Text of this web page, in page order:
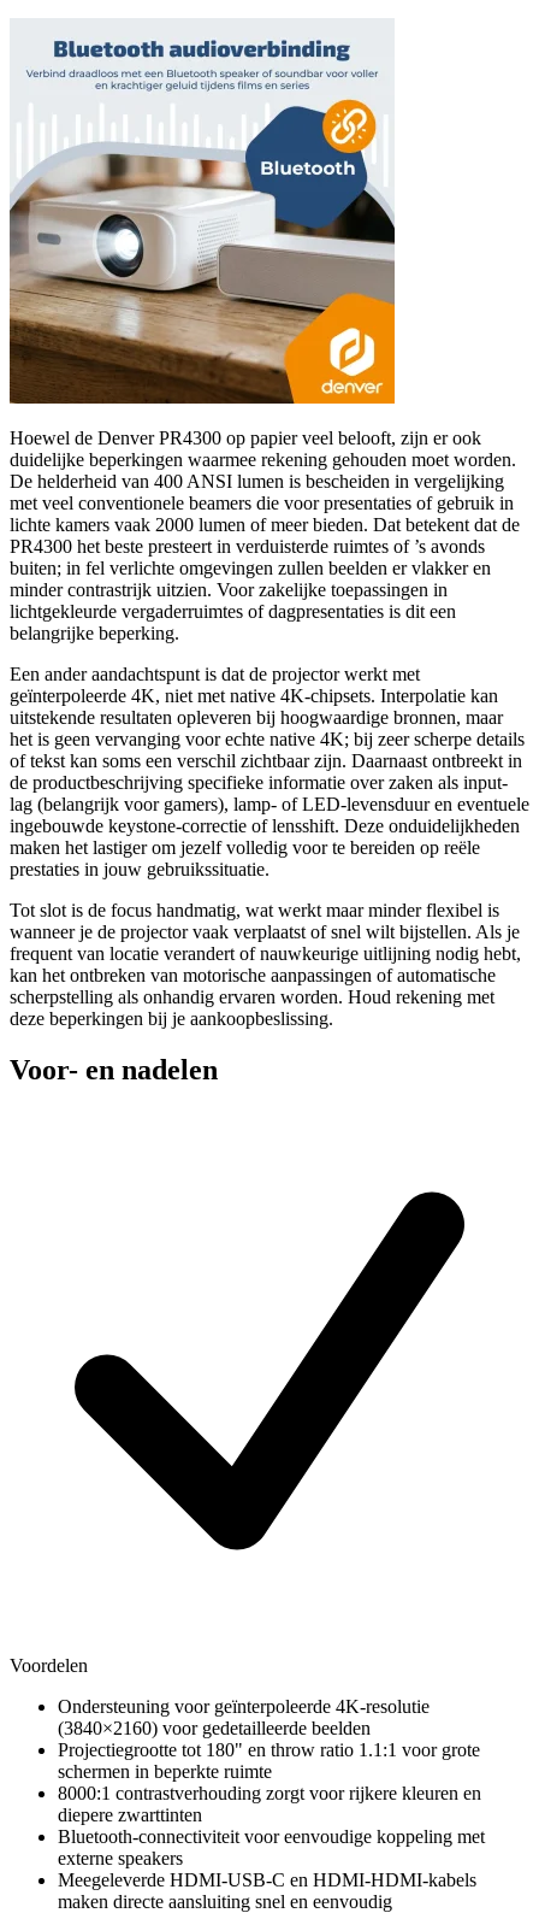
Hoewel de Denver PR4300 op papier veel belooft, zijn er ook
duidelijke beperkingen waarmee rekening gehouden moet worden.
De helderheid van 400 ANSI lumen is bescheiden in vergelijking
met veel conventionele beamers die voor presentaties of gebruik in
lichte kamers vaak 2000 lumen of meer bieden. Dat betekent dat de
PR4300 het beste presteert in verduisterde ruimtes of ’s avonds
buiten; in fel verlichte omgevingen zullen beelden er vlakker en
minder contrastrijk uitzien. Voor zakelijke toepassingen in
lichtgekleurde vergaderruimtes of dagpresentaties is dit een
belangrijke beperking.
Een ander aandachtspunt is dat de projector werkt met
geïnterpoleerde 4K, niet met native 4K-chipsets. Interpolatie kan
uitstekende resultaten opleveren bij hoogwaardige bronnen, maar
het is geen vervanging voor echte native 4K; bij zeer scherpe details
of tekst kan soms een verschil zichtbaar zijn. Daarnaast ontbreekt in
de productbeschrijving specifieke informatie over zaken als input-
lag (belangrijk voor gamers), lamp- of LED-levensduur en eventuele
ingebouwde keystone-correctie of lensshift. Deze onduidelijkheden
maken het lastiger om jezelf volledig voor te bereiden op reële
prestaties in jouw gebruikssituatie.
Tot slot is de focus handmatig, wat werkt maar minder flexibel is
wanneer je de projector vaak verplaatst of snel wilt bijstellen. Als je
frequent van locatie verandert of nauwkeurige uitlijning nodig hebt,
kan het ontbreken van motorische aanpassingen of automatische
scherpstelling als onhandig ervaren worden. Houd rekening met
deze beperkingen bij je aankoopbeslissing.
Voor- en nadelen
Voordelen
Ondersteuning voor geïnterpoleerde 4K-resolutie
(3840×2160) voor gedetailleerde beelden
Projectiegrootte tot 180" en throw ratio 1.1:1 voor grote
schermen in beperkte ruimte
8000:1 contrastverhouding zorgt voor rijkere kleuren en
diepere zwarttinten
Bluetooth-connectiviteit voor eenvoudige koppeling met
externe speakers
Meegeleverde HDMI-USB-C en HDMI-HDMI-kabels
maken directe aansluiting snel en eenvoudig